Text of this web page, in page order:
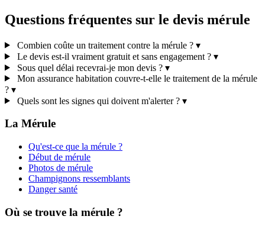
Questions fréquentes sur le devis mérule
Combien coûte un traitement contre la mérule ? ▾
Le devis est-il vraiment gratuit et sans engagement ? ▾
Sous quel délai recevrai-je mon devis ? ▾
Mon assurance habitation couvre-t-elle le traitement de la mérule
? ▾
Quels sont les signes qui doivent m'alerter ? ▾
La Mérule
Qu'est-ce que la mérule ?
Début de mérule
Photos de mérule
Champignons ressemblants
Danger santé
Où se trouve la mérule ?